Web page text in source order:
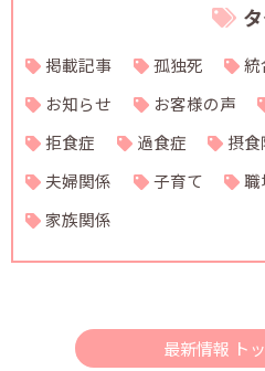
掲載記事 孤独死 統
お知らせ
お客様の声
拒食症
過食症 摂食
夫婦関係
子育て
職
家族関係
最新情報 ト